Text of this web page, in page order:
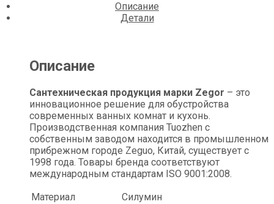
Описание
Детали
Описание
Сантехническая продукция марки Zegor – это
инновационное решение для обустройства
современных ванных комнат и кухонь.
Производственная компания Tuozhen с
собственным заводом находится в промышленном
прибрежном городе Zeguo, Китай, существует с
1998 года. Товары бренда соответствуют
международным стандартам ISO 9001:2008.
Материал
Силумин